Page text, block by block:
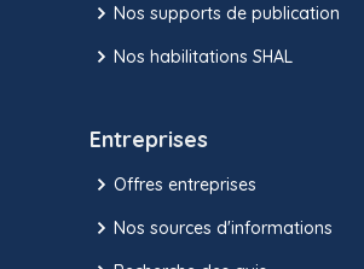
Nos supports de publication
Nos habilitations SHAL
Entreprises
Offres entreprises
Nos sources d'informations